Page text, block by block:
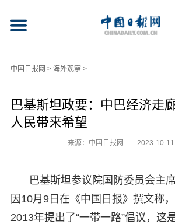
中国日报网 > 海外观察>
巴基斯坦政要：中巴经济走
人民带来希望
来源：中国日报网 2023-10-
巴基斯坦参议院国防委员会主
因10月9日在《中国日报》撰文称
2013年提出了“一带一路”倡议，这